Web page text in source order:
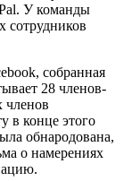
У команды
сотрудников
собранная
28 членов-
членов
в конце этого
обнародована,
о намерениях